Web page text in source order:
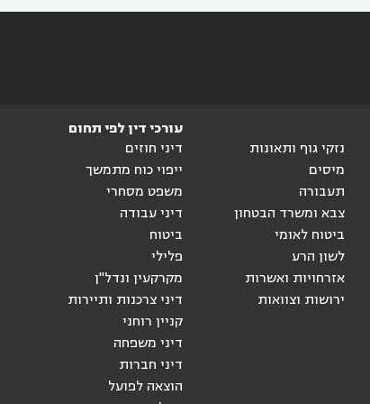
נזקי גוף ותאונות
מיסים
תעבורה
צבא ומשרד הבטחון
ביטוח לאומי
לשון הרע
אזרחויות ואשרות
ירושות וצוואות
עורכי דין לפי תחום
דיני חוזים
ייפוי כוח מתמשך
משפט מסחרי
דיני עבודה
ביטוח
פלילי
מקרקעין ונדל"ן
דיני צרכנות ותיירות
קניין רוחני
דיני משפחה
דיני חברות
הוצאה לפועל